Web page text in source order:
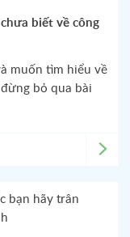
biết về công
muốn tìm hiểu về
bỏ qua bài